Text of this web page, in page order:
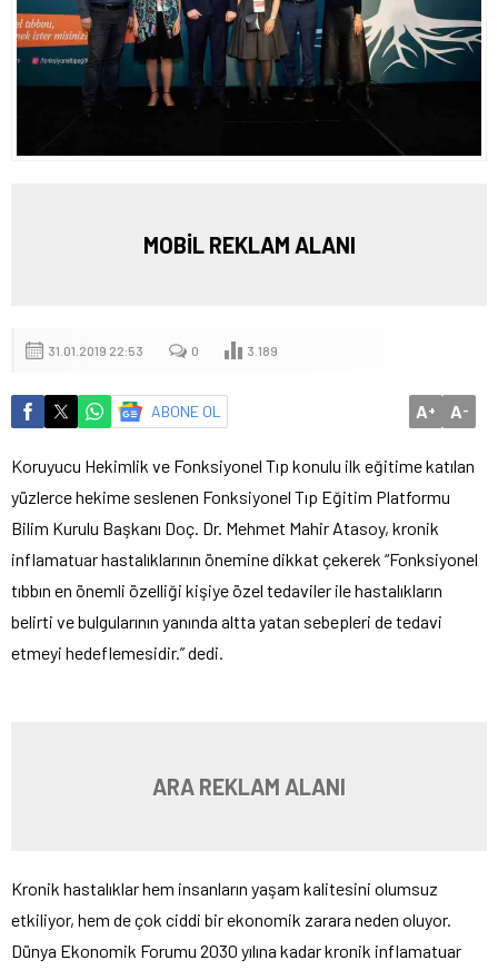
MOBİL REKLAM ALANI
31.01.2019 22:53 0 3.189
ABONE OL A+ A-
Koruyucu Hekimlik ve Fonksiyonel Tıp konulu ilk eğitime katılan
yüzlerce hekime seslenen Fonksiyonel Tıp Eğitim Platformu
Bilim Kurulu Başkanı Doç. Dr. Mehmet Mahir Atasoy, kronik
inflamatuar hastalıklarının önemine dikkat çekerek “Fonksiyonel
tıbbın en önemli özelliği kişiye özel tedaviler ile hastalıkların
belirti ve bulgularının yanında altta yatan sebepleri de tedavi
etmeyi hedeflemesidir.” dedi.
ARA REKLAM ALANI
Kronik hastalıklar hem insanların yaşam kalitesini olumsuz
etkiliyor, hem de çok ciddi bir ekonomik zarara neden oluyor.
Dünya Ekonomik Forumu 2030 yılına kadar kronik inflamatuar